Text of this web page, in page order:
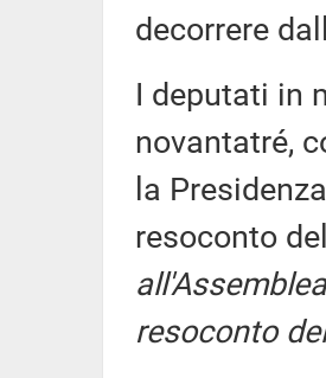
decorrere
I deputati in
novantatré,
la
resoconto
resoconto